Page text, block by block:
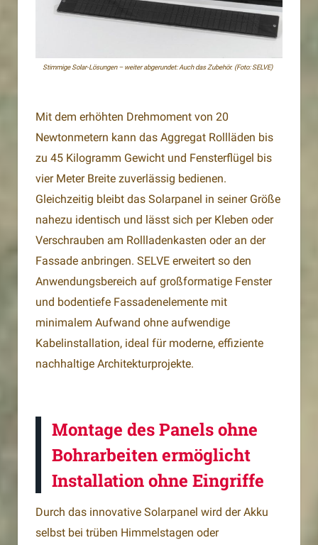
Stimmige Solar-Lösungen – weiter abgerundet: Auch das Zubehör. (Foto: SELVE)
Mit dem erhöhten Drehmoment von 20
Newtonmetern kann das Aggregat Rollläden bis
zu 45 Kilogramm Gewicht und Fensterflügel bis
vier Meter Breite zuverlässig bedienen.
Gleichzeitig bleibt das Solarpanel in seiner Größe
nahezu identisch und lässt sich per Kleben oder
Verschrauben am Rollladenkasten oder an der
Fassade anbringen. SELVE erweitert so den
Anwendungsbereich auf großformatige Fenster
und bodentiefe Fassadenelemente mit
minimalem Aufwand ohne aufwendige
Kabelinstallation, ideal für moderne, effiziente
nachhaltige Architekturprojekte.
Montage des Panels ohne
Bohrarbeiten ermöglicht
Installation ohne Eingriffe
Durch das innovative Solarpanel wird der Akku
selbst bei trüben Himmelstagen oder